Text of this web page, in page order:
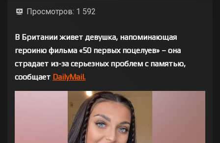
Просмотров: 1 592
В Британии живет девушка, напоминающая
героиню фильма «50 первых поцелуев» – она
страдает из-за серьезных проблем с памятью,
сообщает DailyMail.